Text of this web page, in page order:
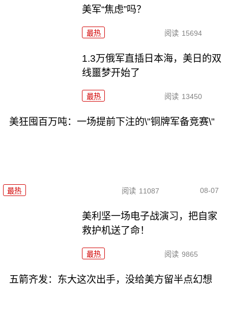
美军“焦虑”吗？
最热 阅读 15694
1.3万俄军直插日本海，美日的双
线噩梦开始了
最热 阅读 13450
美狂囤百万吨：一场提前下注的\"铜牌军备竞赛\"
最热 阅读 11087 08-07
美利坚一场电子战演习，把自家
救护机送了命！
最热 阅读 9865
五箭齐发：东大这次出手，没给美方留半点幻想